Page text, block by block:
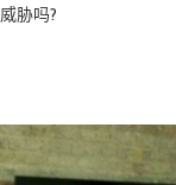
胁吗?